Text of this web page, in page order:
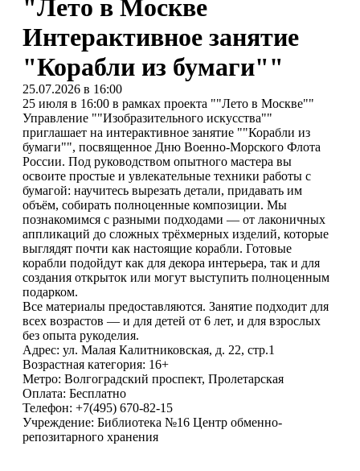
"Лето в Москве
Интерактивное занятие
"Корабли из бумаги""
25.07.2026 в 16:00
25 июля в 16:00 в рамках проекта ""Лето в Москве""
Управление ""Изобразительного искусства""
приглашает на интерактивное занятие ""Корабли из
бумаги"", посвященное Дню Военно-Морского Флота
России. Под руководством опытного мастера вы
освоите простые и увлекательные техники работы с
бумагой: научитесь вырезать детали, придавать им
объём, собирать полноценные композиции. Мы
познакомимся с разными подходами — от лаконичных
аппликаций до сложных трёхмерных изделий, которые
выглядят почти как настоящие корабли. Готовые
корабли подойдут как для декора интерьера, так и для
создания открыток или могут выступить полноценным
подарком.
Все материалы предоставляются. Занятие подходит для
всех возрастов — и для детей от 6 лет, и для взрослых
без опыта рукоделия.
Адрес: ул. Малая Калитниковская, д. 22, стр.1
Возрастная категория: 16+
Метро: Волгоградский проспект, Пролетарская
Оплата: Бесплатно
Телефон: +7(495) 670-82-15
Учреждение: Библиотека №16 Центр обменно-
репозитарного хранения